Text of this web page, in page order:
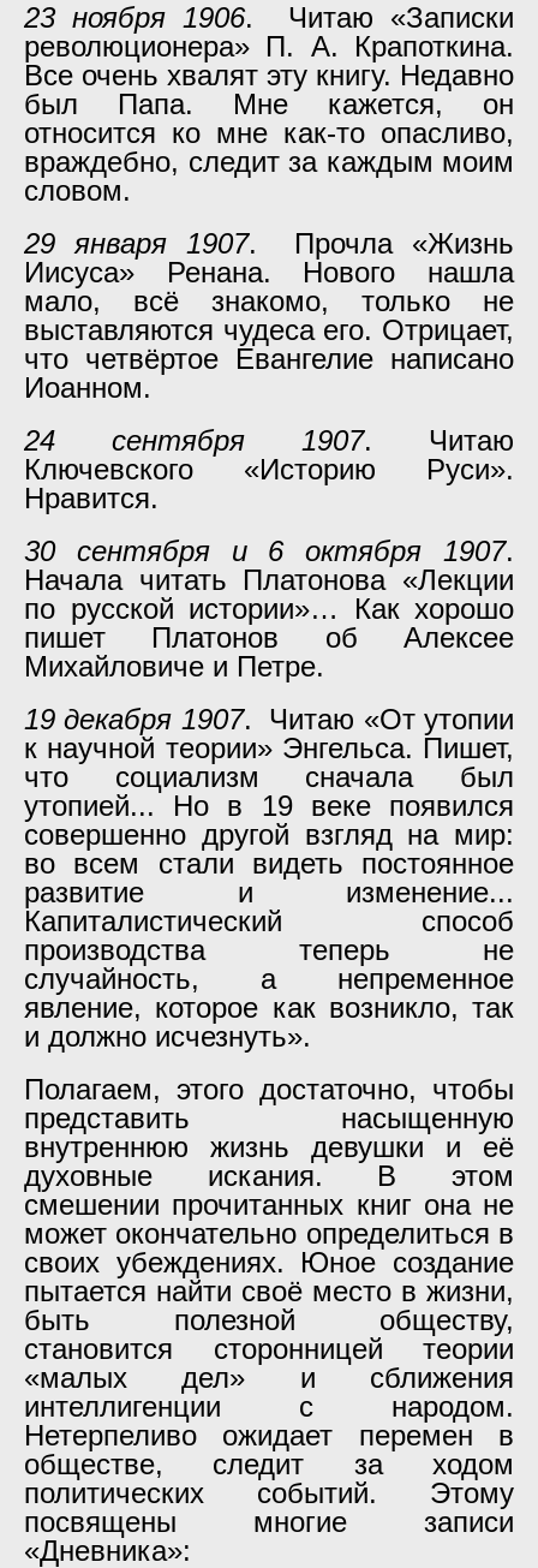
23 ноября 1906. Читаю «Записки
революционера» П. А. Крапоткина.
Все очень хвалят эту книгу. Недавно
был Папа. Мне кажется, он
относится ко мне как-то опасливо,
враждебно, следит за каждым моим
словом.
29 января 1907. Прочла «Жизнь
Иисуса» Ренана. Нового нашла
мало, всё знакомо, только не
выставляются чудеса его. Отрицает,
что четвёртое Евангелие написано
Иоанном.
24 сентября 1907. Читаю
Ключевского «Историю Руси».
Нравится.
30 сентября и 6 октября 1907.
Начала читать Платонова «Лекции
по русской истории»… Как хорошо
пишет Платонов об Алексее
Михайловиче и Петре.
19 декабря 1907. Читаю «От утопии
к научной теории» Энгельса. Пишет,
что социализм сначала был
утопией... Но в 19 веке появился
совершенно другой взгляд на мир:
во всем стали видеть постоянное
развитие и изменение...
Капиталистический способ
производства теперь не
случайность, а непременное
явление, которое как возникло, так
и должно исчезнуть».
Полагаем, этого достаточно, чтобы
представить насыщенную
внутреннюю жизнь девушки и её
духовные искания. В этом
смешении прочитанных книг она не
может окончательно определиться в
своих убеждениях. Юное создание
пытается найти своё место в жизни,
быть полезной обществу,
становится сторонницей теории
«малых дел» и сближения
интеллигенции с народом.
Нетерпеливо ожидает перемен в
обществе, следит за ходом
политических событий. Этому
посвящены многие записи
«Дневника»: